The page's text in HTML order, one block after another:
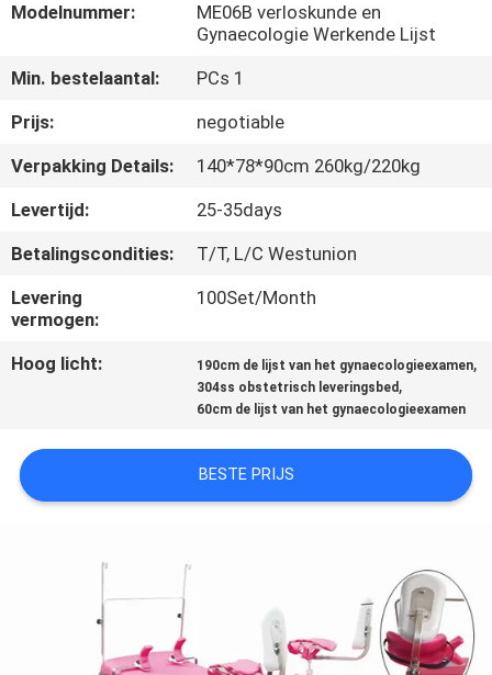
KWALITEITSCONTROLE
CONTACTEER
ONS
NIEUWS
GEVALLEN
SITEMAP
POLICY
Modelnummer:
ME06B verloskunde en
Gynaecologie Werkende Lijst
Min. bestelaantal:
PCs 1
Prijs:
negotiable
Verpakking Details:
140*78*90cm 260kg/220kg
Levertijd:
25-35days
Betalingscondities:
T/T, L/C Westunion
Levering
vermogen:
100Set/Month
Hoog licht: 190cm de lijst van het gynaecologieexamen,
304ss obstetrisch leveringsbed ,
60cm de lijst van het gynaecologieexamen
BESTE PRIJS